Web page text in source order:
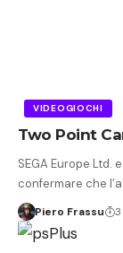
VIDEOGIOCHI
Two Point
SEGA Europe Ltd.
confermare che
Piero Frassu 3